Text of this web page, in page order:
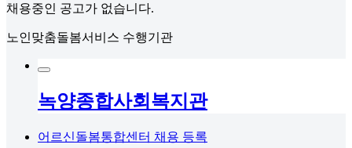
채용중인 공고가 없습니다.
노인맞춤돌봄서비스 수행기관
녹양종합사회복지관
어르신돌봄통합센터 채용 등록